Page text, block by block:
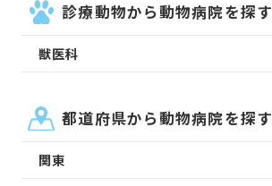
診療動物から動物病院を探す
獣医科
都道府県から動物病院を探す
関東